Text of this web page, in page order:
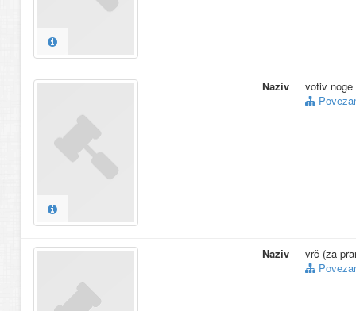
Naziv
votiv noge
Naziv
vrč (za